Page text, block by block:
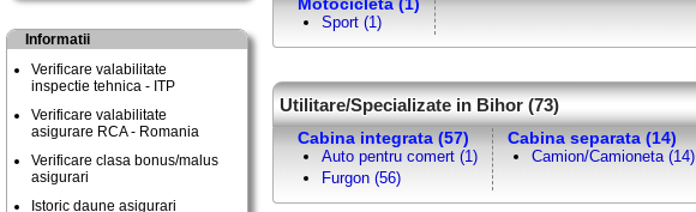
Informatii
Verificare valabilitate
inspectie tehnica - ITP
Verificare valabilitate
asigurare RCA - Romania
Verificare clasa bonus/malus
asigurari
Istoric daune asigurari
Sport (1)
Utilitare/Specializate in Bihor (73)
Cabina integrata (57)
Auto pentru comert (1)
Furgon (56)
Cabina separata (14)
Camion/Camioneta (14)